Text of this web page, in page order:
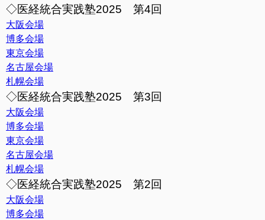
◇医経統合実践塾2025 第4回
大阪会場
博多会場
東京会場
名古屋会場
札幌会場
◇医経統合実践塾2025 第3回
大阪会場
博多会場
東京会場
名古屋会場
札幌会場
◇医経統合実践塾2025 第2回
大阪会場
博多会場